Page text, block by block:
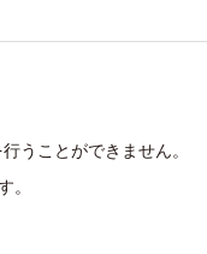
うことができません。
。